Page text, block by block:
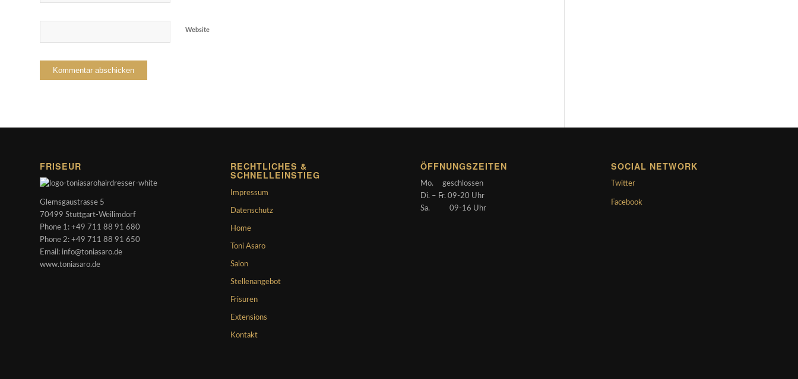
Website
FRISEUR
Glemsgaustrasse 5
70499 Stuttgart-Weilimdorf
Phone 1: +49 711 88 91 680
Phone 2: +49 711 88 91 650
Email: info@toniasaro.de
www.toniasaro.de
RECHTLICHES &
SCHNELLEINSTIEG
Impressum
Datenschutz
Home
Toni Asaro
Salon
Stellenangebot
Frisuren
Extensions
Kontakt
ÖFFNUNGSZEITEN
Mo. geschlossen
Di. – Fr. 09-20 Uhr
Sa. 09-16 Uhr
SOCIAL NETWORK
Twitter
Facebook